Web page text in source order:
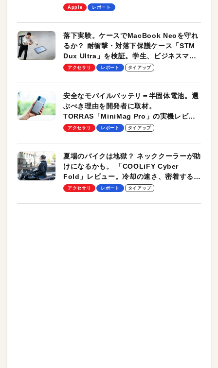
します！
Apple レポート
落下実験。ケースでMacBook Neoを守れ
るか？ 耐衝撃・対落下保護ケース「STM
Dux Ultra」を検証。学生、ビジネスマン
のモバイルユースに最適！
アクセサリ レポート タイアップ
安全なモバイルバッテリ＝半固体電池。選
ぶべき理由を開発者に取材。
TORRAS「MiniMag Pro」の実機レビュ
ーも
アクセサリ レポート タイアップ
夏場のバイクは地獄？ ネッククーラーが助
けになるかも。 「COOLiFY Cyber
Fold」レビュー。冷却の速さ、密着する冷
却プレート、シンプルな操作性がグッド！
アクセサリ レポート タイアップ